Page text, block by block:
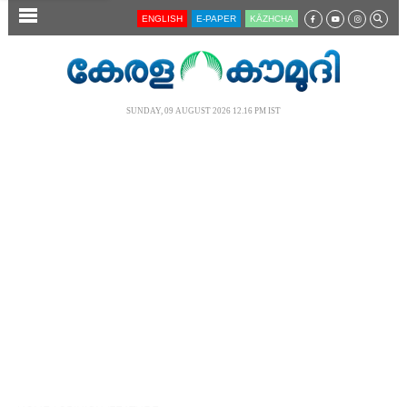
SECTIONS ENGLISH E-PAPER KĀZHCHA
SUNDAY, 09 AUGUST 2026 12.16 PM IST